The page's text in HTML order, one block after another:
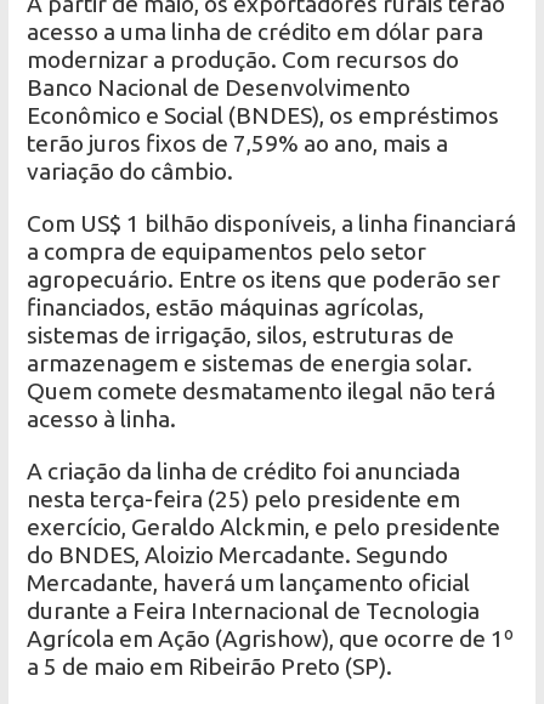
acesso a uma linha de crédito em dólar para
modernizar a produção. Com recursos do
Banco Nacional de Desenvolvimento
Econômico e Social (BNDES), os empréstimos
terão juros fixos de 7,59% ao ano, mais a
variação do câmbio.
Com US$ 1 bilhão disponíveis, a linha financiará
a compra de equipamentos pelo setor
agropecuário. Entre os itens que poderão ser
financiados, estão máquinas agrícolas,
sistemas de irrigação, silos, estruturas de
armazenagem e sistemas de energia solar.
Quem comete desmatamento ilegal não terá
acesso à linha.
A criação da linha de crédito foi anunciada
nesta terça-feira (25) pelo presidente em
exercício, Geraldo Alckmin, e pelo presidente
do BNDES, Aloizio Mercadante. Segundo
Mercadante, haverá um lançamento oficial
durante a Feira Internacional de Tecnologia
Agrícola em Ação (Agrishow), que ocorre de 1º
a 5 de maio em Ribeirão Preto (SP).